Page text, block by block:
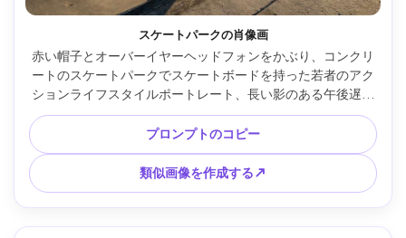
スケートパークの肖像画
赤い帽子とオーバーイヤーヘッドフォンをかぶり、コンクリ
ートのスケートパークでスケートボードを持った若者のアク
ションライフスタイルポートレート、長い影のある午後遅く
の太陽、率直な笑み、Nikon Z9 50mm f/1.2で撮影、上半身
全体のフレーミング、シャープな被写体、エネルギッシュな
構図、超リアル、スポーティなストリートウェア --ar 4:5
プロンプトのコピー
類似画像を作成する↗